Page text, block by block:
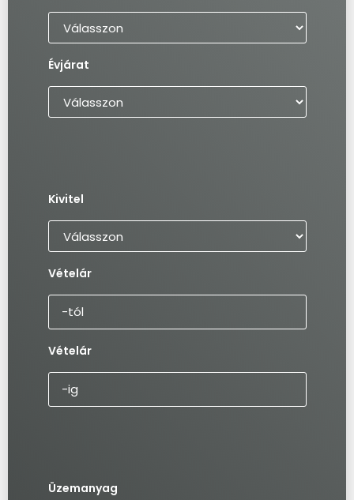
Évjárat
Kivitel
Vételár
Vételár
Üzemanyag